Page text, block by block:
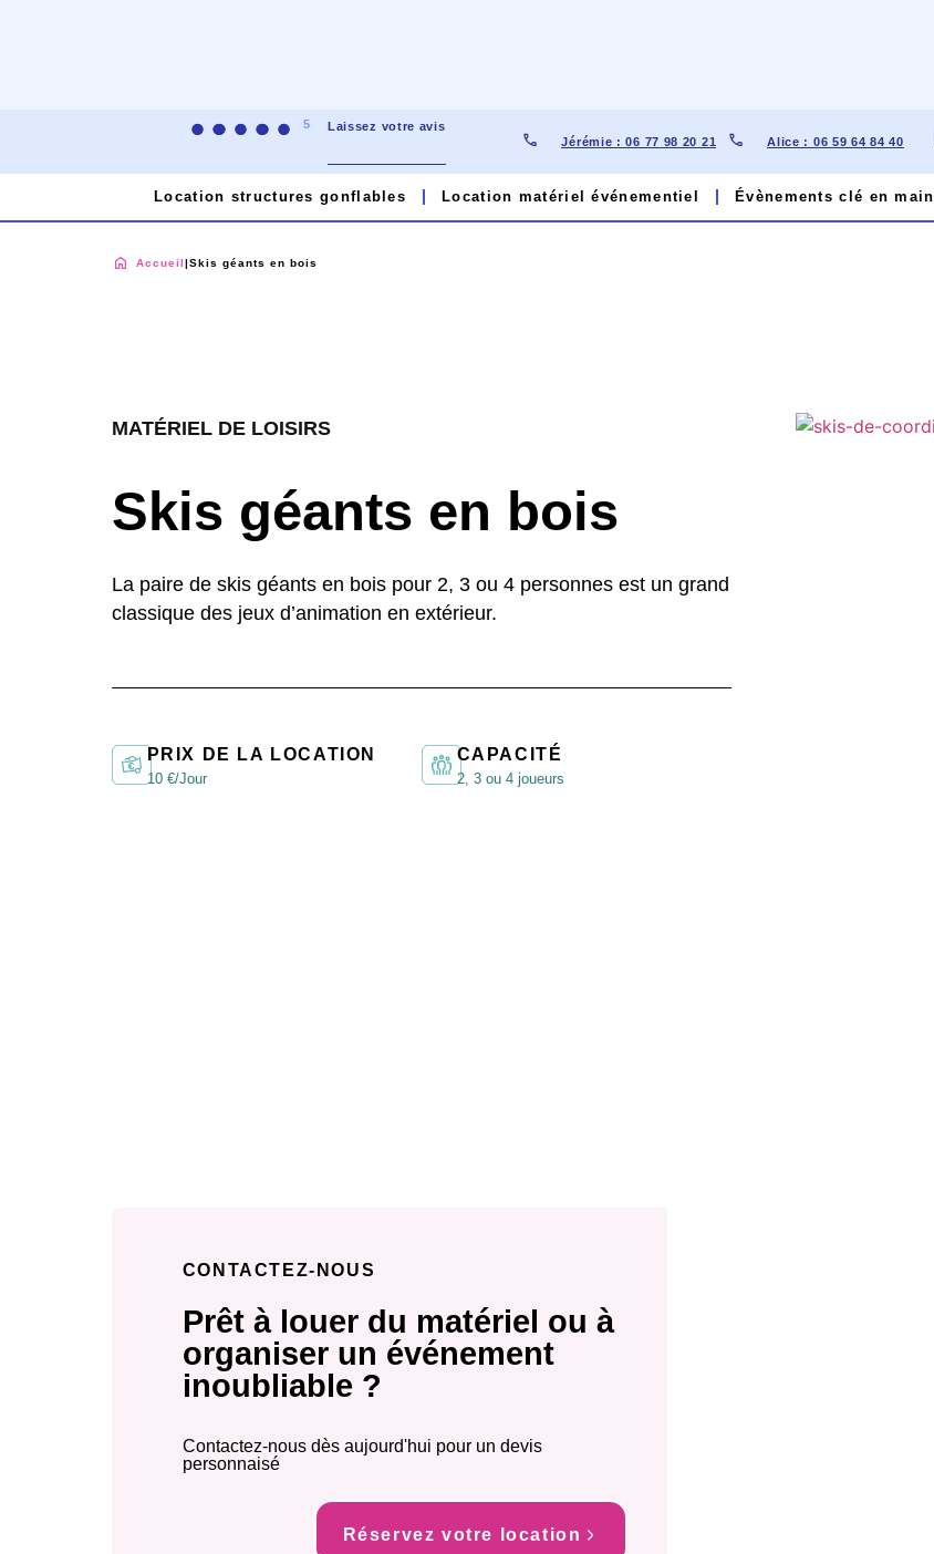
5
Laissez votre avis
Jérémie : 06 77 98 20 21
Alice : 06 59 64 84 40​
Location structures gonflables Location matériel événementiel Évènements clé en main
Accueil|Skis géants en bois
MATÉRIEL DE LOISIRS
Skis géants en bois
La paire de skis géants en bois pour 2, 3 ou 4 personnes est un grand
classique des jeux d’animation en extérieur.
PRIX DE LA LOCATION
10 €/Jour
CAPACITÉ
2, 3 ou 4 joueurs
CONTACTEZ-NOUS
Prêt à louer du matériel ou à
organiser un événement
inoubliable ?
Contactez-nous dès aujourd'hui pour un devis
personnaisé
Réservez votre location